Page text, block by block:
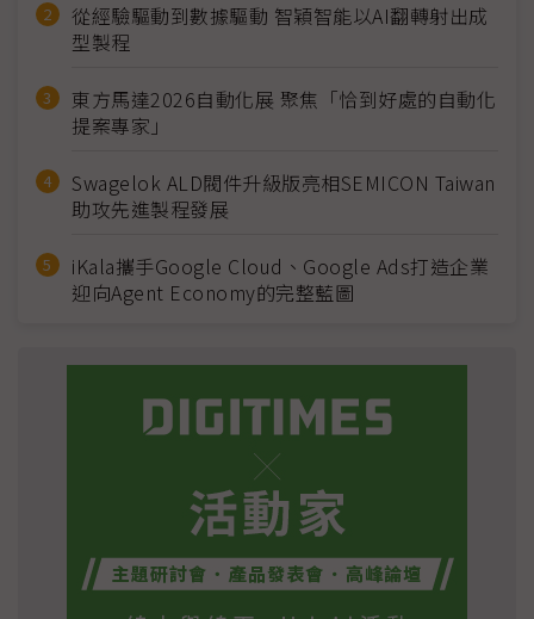
從經驗驅動到數據驅動 智穎智能以AI翻轉射出成
型製程
東方馬達2026自動化展 聚焦「恰到好處的自動化
提案專家」
Swagelok ALD閥件升級版亮相SEMICON Taiwan
助攻先進製程發展
iKala攜手Google Cloud、Google Ads打造企業
迎向Agent Economy的完整藍圖